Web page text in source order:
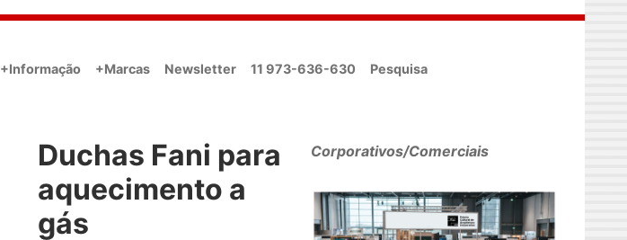
+Informação +Marcas Newsletter 11 973-636-630 Pesquisa
Duchas Fani para
aquecimento a
gás
Corporativos/Comerciais